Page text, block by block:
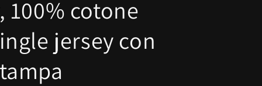
100% cotone
jersey con